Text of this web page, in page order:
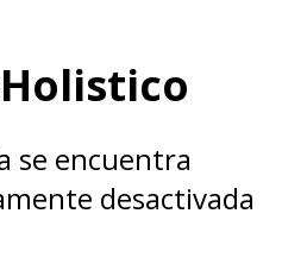
se encuentra
desactivada